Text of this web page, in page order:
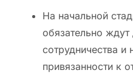
На начальной
обязательно ждут
сотрудничества и
привязанности к